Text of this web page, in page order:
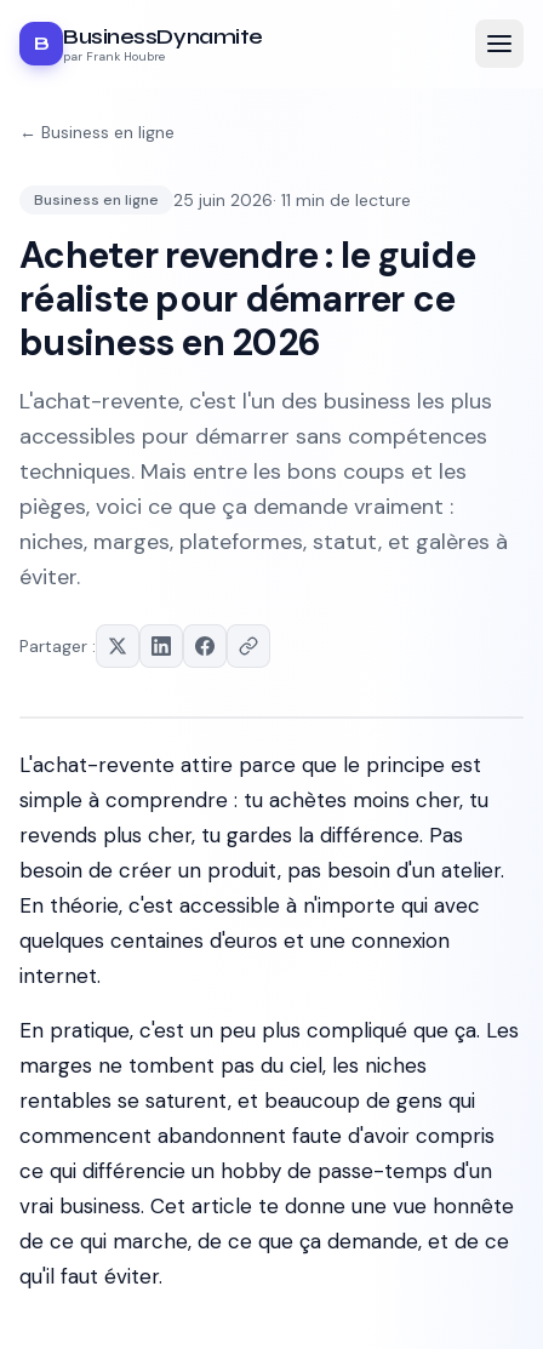
B BusinessDynamite
par Frank Houbre
← Business en ligne
Business en ligne 25 juin 2026· 11 min de lecture
Acheter revendre : le guide
réaliste pour démarrer ce
business en 2026
L'achat-revente, c'est l'un des business les plus
accessibles pour démarrer sans compétences
techniques. Mais entre les bons coups et les
pièges, voici ce que ça demande vraiment :
niches, marges, plateformes, statut, et galères à
éviter.
Partager :
L'achat-revente attire parce que le principe est
simple à comprendre : tu achètes moins cher, tu
revends plus cher, tu gardes la différence. Pas
besoin de créer un produit, pas besoin d'un atelier.
En théorie, c'est accessible à n'importe qui avec
quelques centaines d'euros et une connexion
internet.
En pratique, c'est un peu plus compliqué que ça. Les
marges ne tombent pas du ciel, les niches
rentables se saturent, et beaucoup de gens qui
commencent abandonnent faute d'avoir compris
ce qui différencie un hobby de passe-temps d'un
vrai business. Cet article te donne une vue honnête
de ce qui marche, de ce que ça demande, et de ce
qu'il faut éviter.